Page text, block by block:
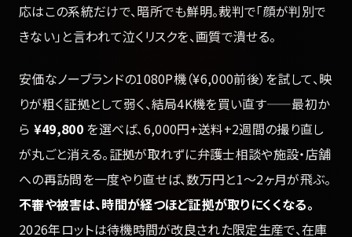
応はこの系統だけで、暗所でも鮮明。裁判で「顔が判別で
きない」と言われて泣くリスクを、画質で潰せる。
安価なノーブランドの1080P機（¥6,000前後）を試して、映
りが粗く証拠として弱く、結局4K機を買い直す——最初か
ら ¥49,800を選べば、6,000円+送料+2週間の撮り直し
が丸ごと消える。証拠が取れずに弁護士相談や施設・店舗
への再訪問を一度やり直せば、数万円と1〜2ヶ月が飛ぶ。
不審や被害は、時間が経つほど証拠が取りにくくなる。
2026年ロットは待機時間が改良された限定生産で、在庫